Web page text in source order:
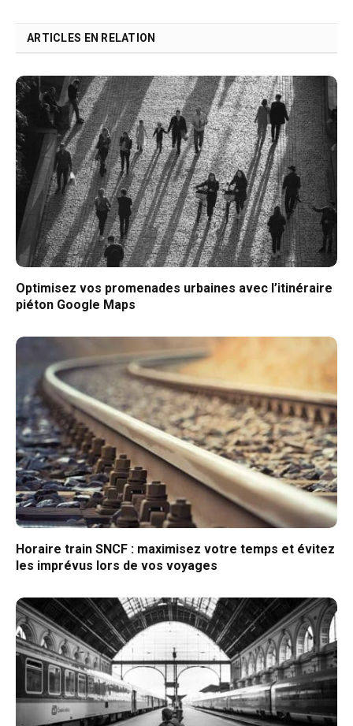
ARTICLES EN RELATION
Optimisez vos promenades urbaines avec l’itinéraire
piéton Google Maps
Horaire train SNCF : maximisez votre temps et évitez
les imprévus lors de vos voyages